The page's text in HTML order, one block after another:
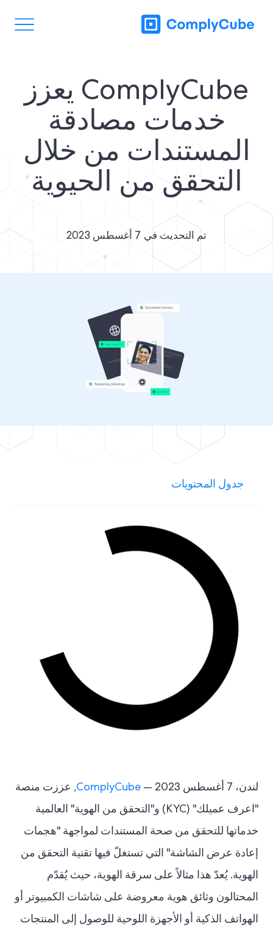
ComplyCube يعزز
خدمات مصادقة
المستندات من خلال
التحقق من الحيوية
تم التحديث في 7 أغسطس 2023
لندن، 7 أغسطس 2023 — ComplyCube, عززت منصة
"اعرف عميلك" (KYC) و"التحقق من الهوية" العالمية
خدماتها للتحقق من صحة المستندات لمواجهة "هجمات
إعادة عرض الشاشة" التي تستغلّ فيها تقنية التحقق من
الهوية. يُعدّ هذا مثالاً على سرقة الهوية، حيث يُقدّم
المحتالون وثائق هوية معروضة على شاشات الكمبيوتر أو
الهواتف الذكية أو الأجهزة اللوحية للوصول إلى المنتجات
جدول المحتويات